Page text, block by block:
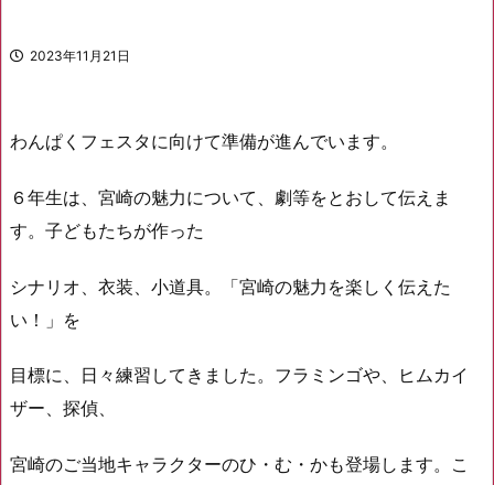
2023年11月21日
わんぱくフェスタに向けて準備が進んでいます。
６年生は、宮崎の魅力について、劇等をとおして伝えま
す。子どもたちが作った
シナリオ、衣装、小道具。「宮崎の魅力を楽しく伝えた
い！」を
目標に、日々練習してきました。フラミンゴや、ヒムカイ
ザー、探偵、
宮崎のご当地キャラクターのひ・む・かも登場します。こ